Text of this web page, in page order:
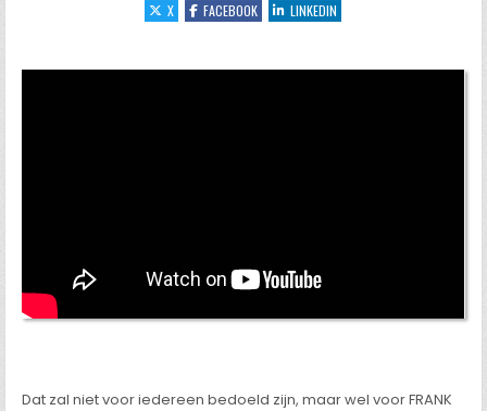
X
FACEBOOK LINKEDIN
Dat zal niet voor iedereen bedoeld zijn, maar wel voor FRANK